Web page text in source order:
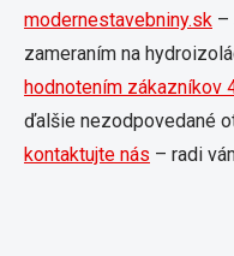
modernestavebniny.sk –
zameraním na
hodnotením zákazníkov
ďalšie nezodpovedané
kontaktujte nás – radi